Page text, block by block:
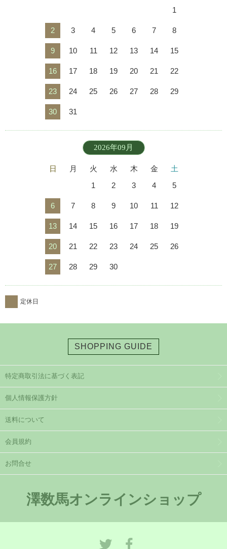
1
2 3 4 5 6 7 8
9 10 11 12 13 14 15
16 17 18 19 20 21 22
23 24 25 26 27 28 29
30 31
2026年09月
日 月 火 水 木 金
土
1
2 3 4 5
6 7 8 9 10 11 12
13 14 15 16 17 18 19
20 21 22 23 24 25 26
27 28 29 30
定休日
SHOPPING GUIDE
特定商取引法に基づく表記
個人情報保護方針
送料について
会員規約
お問合せ
澤数馬オンラインショップ